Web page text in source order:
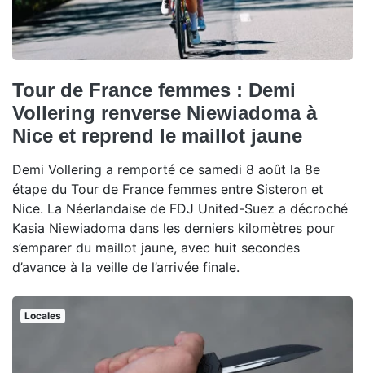
Tour de France femmes : Demi
Vollering renverse Niewiadoma à
Nice et reprend le maillot jaune
Demi Vollering a remporté ce samedi 8 août la 8e
étape du Tour de France femmes entre Sisteron et
Nice. La Néerlandaise de FDJ United-Suez a décroché
Kasia Niewiadoma dans les derniers kilomètres pour
s’emparer du maillot jaune, avec huit secondes
d’avance à la veille de l’arrivée finale.
Locales